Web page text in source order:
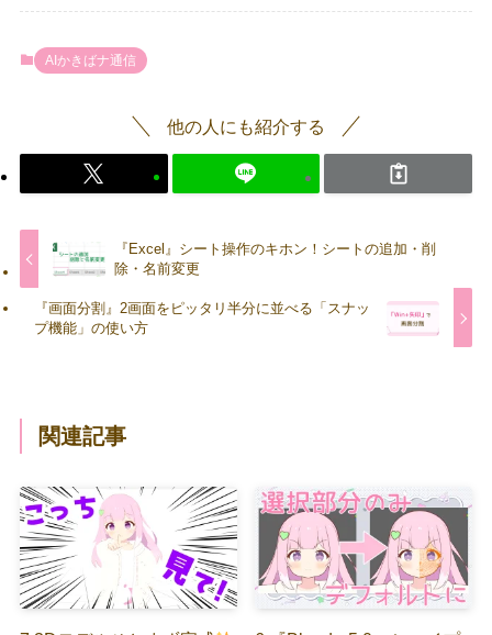
AIかきばナ通信
他の人にも紹介する
『Excel』シート操作のキホン！シートの追加・削
除・名前変更
『画面分割』2画面をピッタリ半分に並べる「スナッ
プ機能」の使い方
関連記事